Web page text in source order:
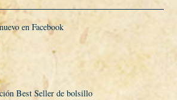
en Facebook
Best Seller de bolsillo